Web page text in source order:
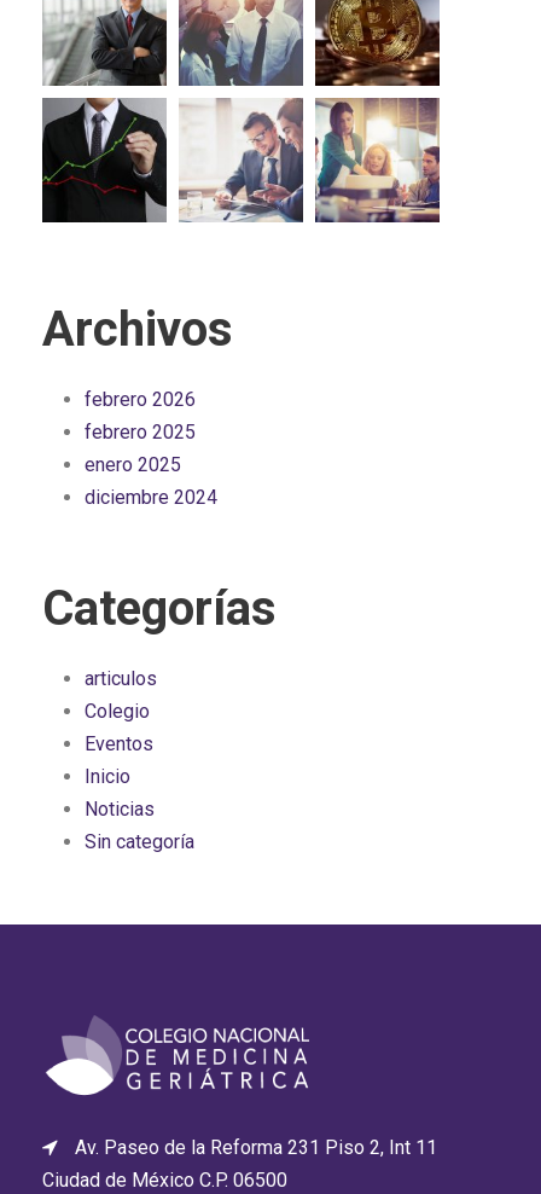
Archivos
febrero 2026
febrero 2025
enero 2025
diciembre 2024
Categorías
articulos
Colegio
Eventos
Inicio
Noticias
Sin categoría
Av. Paseo de la Reforma 231 Piso 2, Int 11
Ciudad de México C.P. 06500